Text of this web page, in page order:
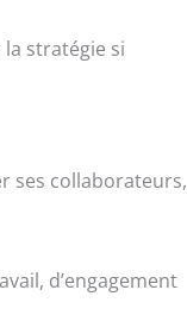
stratégie si
ses collaborateurs,
d’engagement